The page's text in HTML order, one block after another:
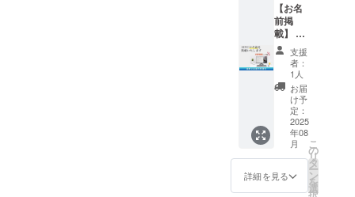
【お名
前掲
載】 当
社ホー
ムペー
ジに、
支援者
様のお
名前
（ニッ
クネー
ム）を
掲載し
ます。
・この
支援
者：
1人
お届
け予
定：
2025
年08
月
詳細を見る
こ
の
リ
タ
ー
ン
を
選